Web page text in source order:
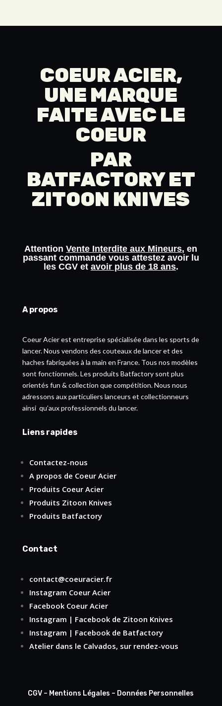
COEUR ACIER,
UNE MARQUE
FAITE AVEC LE
COEUR
PAR
BATFACTORYET
ZITOON KNIVES
AttentionVente Interdite aux Mineurs, en
passant commande vous attestez avoir lu
les CGVet avoir plus de 18 ans.
A propos
Coeur Acier est entreprise spécialisée dans les sports de
lancer. Nous vendons des couteaux de lancer et des
haches fabriquées à la main en France. Tous nos modèles
sont fonctionnels. Les produits Batfactory sont plus
orientés fun & collection que compétition. Nous nous
adressons aux particuliers lanceurs et collectionneurs
ainsi qu’aux professionnels du lancer.
Liens rapides
Contactez-nous
A propos de Coeur Acier
Produits Coeur Acier
Produits Zitoon Knives
Produits Batfactory
Contact
contact@coeuracier.fr
Instagram Coeur Acier
FacebookCoeur Acier
Instagram | Facebookde Zitoon Knives
Instagram | Facebookde Batfactory
Atelier dans le Calvados, sur rendez-vous
CGV – Mentions Légales – Données Personnelles